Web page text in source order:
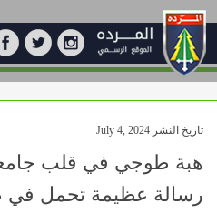
تاريخ النشر July 4, 2024
هبة طوجي في قلب
رسالة عظيمة تحمل في